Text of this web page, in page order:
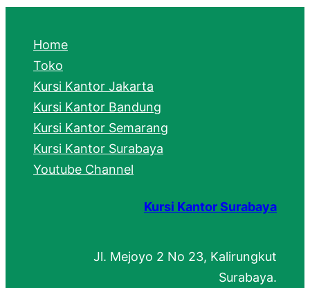
r
h
Home
Toko
Kursi Kantor Jakarta
Kursi Kantor Bandung
Kursi Kantor Semarang
Kursi Kantor Surabaya
Youtube Channel
Kursi Kantor Surabaya
Jl. Mejoyo 2 No 23, Kalirungkut
Surabaya.